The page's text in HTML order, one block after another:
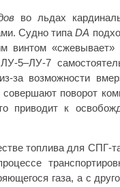
во льдах
Судно типаDA
винтом
5–ЛУ-7
из-за возможности
поворот
приводит к
топлива для СПГ-
газа, а с